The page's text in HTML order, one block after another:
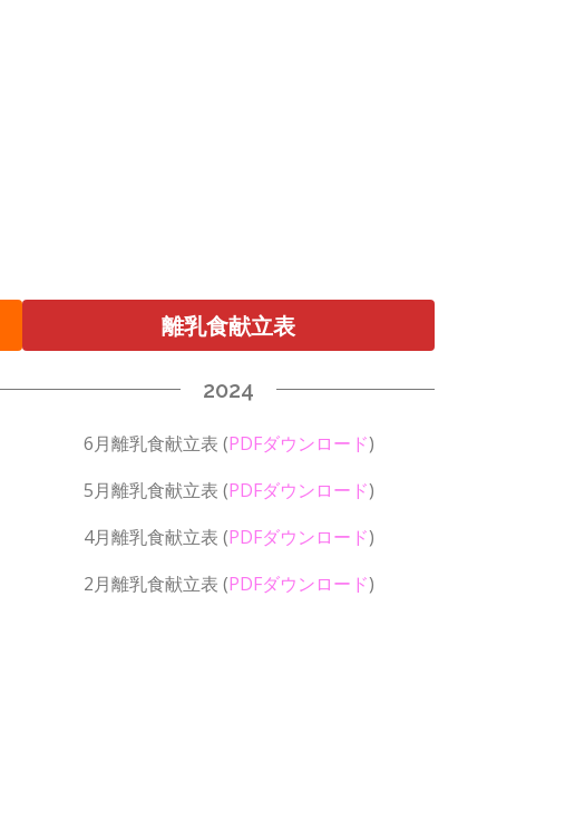
離乳食献立表
2024
6月離乳食献立表 (PDFダウンロード)
5月離乳食献立表 (PDFダウンロード)
4月離乳食献立表 (PDFダウンロード)
2月離乳食献立表 (PDFダウンロード)